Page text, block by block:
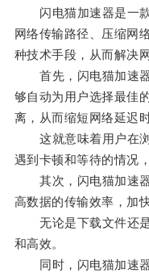
闪电猫加速器是一款
网络传输路径、压缩网
种技术手段，从而解决
首先，闪电猫加速器
够自动为用户选择最佳
离，从而缩短网络延迟时
这就意味着用户在浏
遇到卡顿和等待的情况
其次，闪电猫加速器
高数据的传输效率，加
无论是下载文件还是
和高效。
同时，闪电猫加速器